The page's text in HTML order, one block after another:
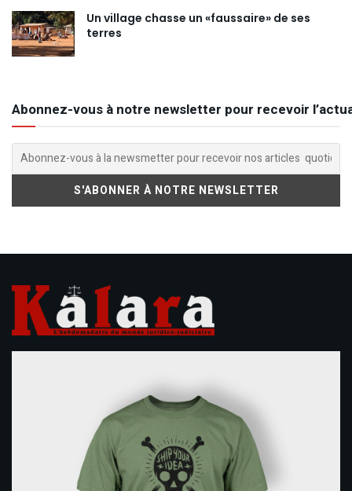
Un village chasse un «faussaire» de ses
terres
Abonnez-vous à notre newsletter pour recevoir